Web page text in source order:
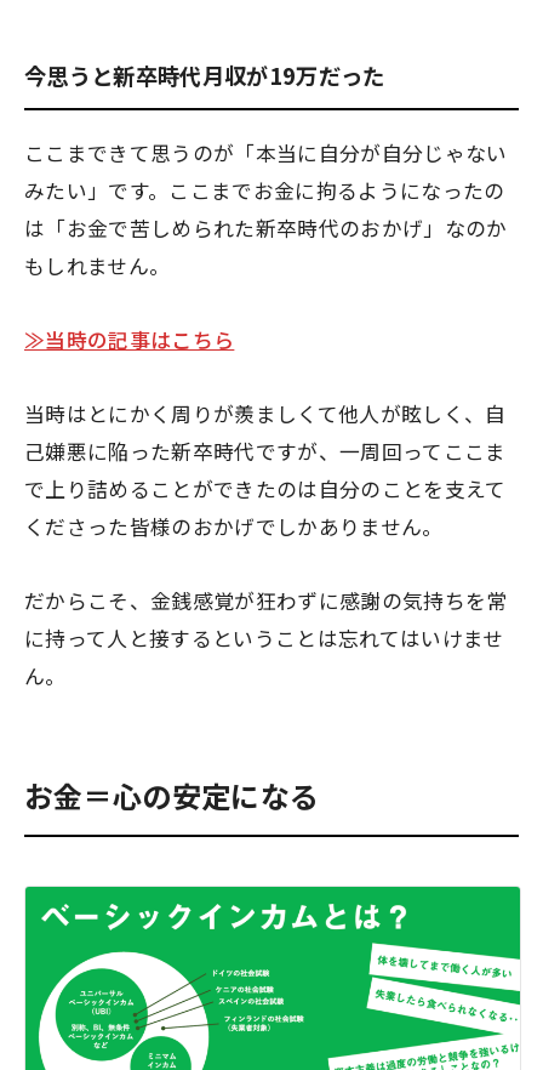
今思うと新卒時代月収が19万だった
ここまできて思うのが「本当に自分が自分じゃない
みたい」です。ここまでお金に拘るようになったの
は「お金で苦しめられた新卒時代のおかげ」なのか
もしれません。
≫当時の記事はこちら
当時はとにかく周りが羨ましくて他人が眩しく、自
己嫌悪に陥った新卒時代ですが、一周回ってここま
で上り詰めることができたのは自分のことを支えて
くださった皆様のおかげでしかありません。
だからこそ、金銭感覚が狂わずに感謝の気持ちを常
に持って人と接するということは忘れてはいけませ
ん。
お金＝心の安定になる